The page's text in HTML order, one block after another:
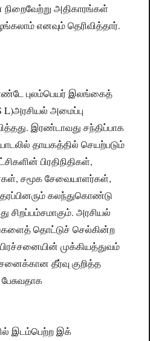
நிறைவேற்று அதிகாரங்கள்
எனவும் தெரிவித்தார்.
புலம்பெயர் இலங்கைத்
L)அரசியல் அமைப்பு
இரண்டாவது சந்திப்பாக
தாயகத்தில் செயற்படும்
பிரதிநிதிகள்,
சமூக சேவையாளர்கள்,
கலந்துகொண்டு
சிறப்பம்சமாகும். அரசியல்
தொட்டுச் செல்கின்ற
முக்கியத்துவம்
தீர்வு குறித்த
இடம்பெற்ற இக்